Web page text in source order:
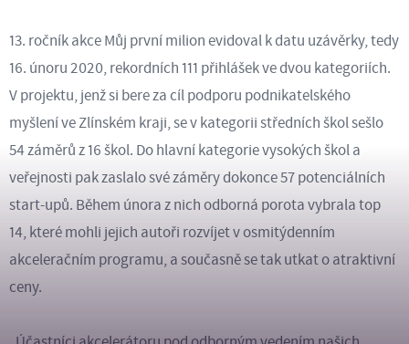
13. ročník akce Můj první milion evidoval k datu uzávěrky, tedy
16. únoru 2020, rekordních 111 přihlášek ve dvou kategoriích.
V projektu, jenž si bere za cíl podporu podnikatelského
myšlení ve Zlínském kraji, se v kategorii středních škol sešlo
54 záměrů z 16 škol. Do hlavní kategorie vysokých škol a
veřejnosti pak zaslalo své záměry dokonce 57 potenciálních
start-upů. Během února z nich odborná porota vybrala top
14, které mohli jejich autoři rozvíjet v osmitýdenním
akceleračním programu, a současně se tak utkat o atraktivní
ceny.